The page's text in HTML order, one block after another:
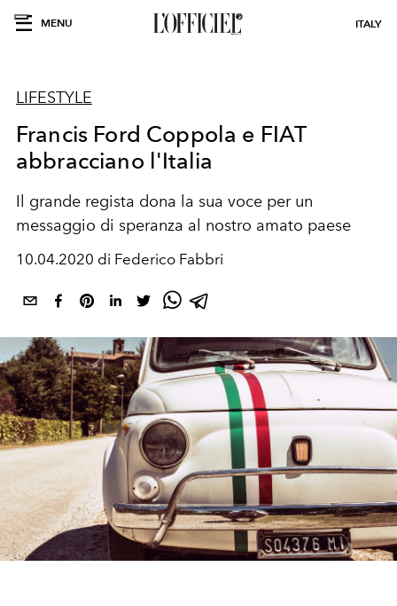
MENU ITALY
LIFESTYLE
Francis Ford Coppola e FIAT
abbracciano l'Italia
Il grande regista dona la sua voce per un
messaggio di speranza al nostro amato paese
10.04.2020 di Federico Fabbri